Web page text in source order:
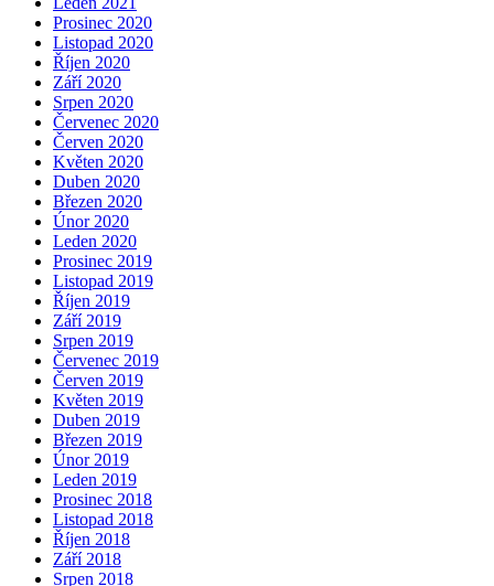
Prosinec 2020
Listopad 2020
Říjen 2020
Září 2020
Srpen 2020
Červenec 2020
Červen 2020
Květen 2020
Duben 2020
Březen 2020
Únor 2020
Leden 2020
Prosinec 2019
Listopad 2019
Říjen 2019
Září 2019
Srpen 2019
Červenec 2019
Červen 2019
Květen 2019
Duben 2019
Březen 2019
Únor 2019
Leden 2019
Prosinec 2018
Listopad 2018
Říjen 2018
Září 2018
Srpen 2018